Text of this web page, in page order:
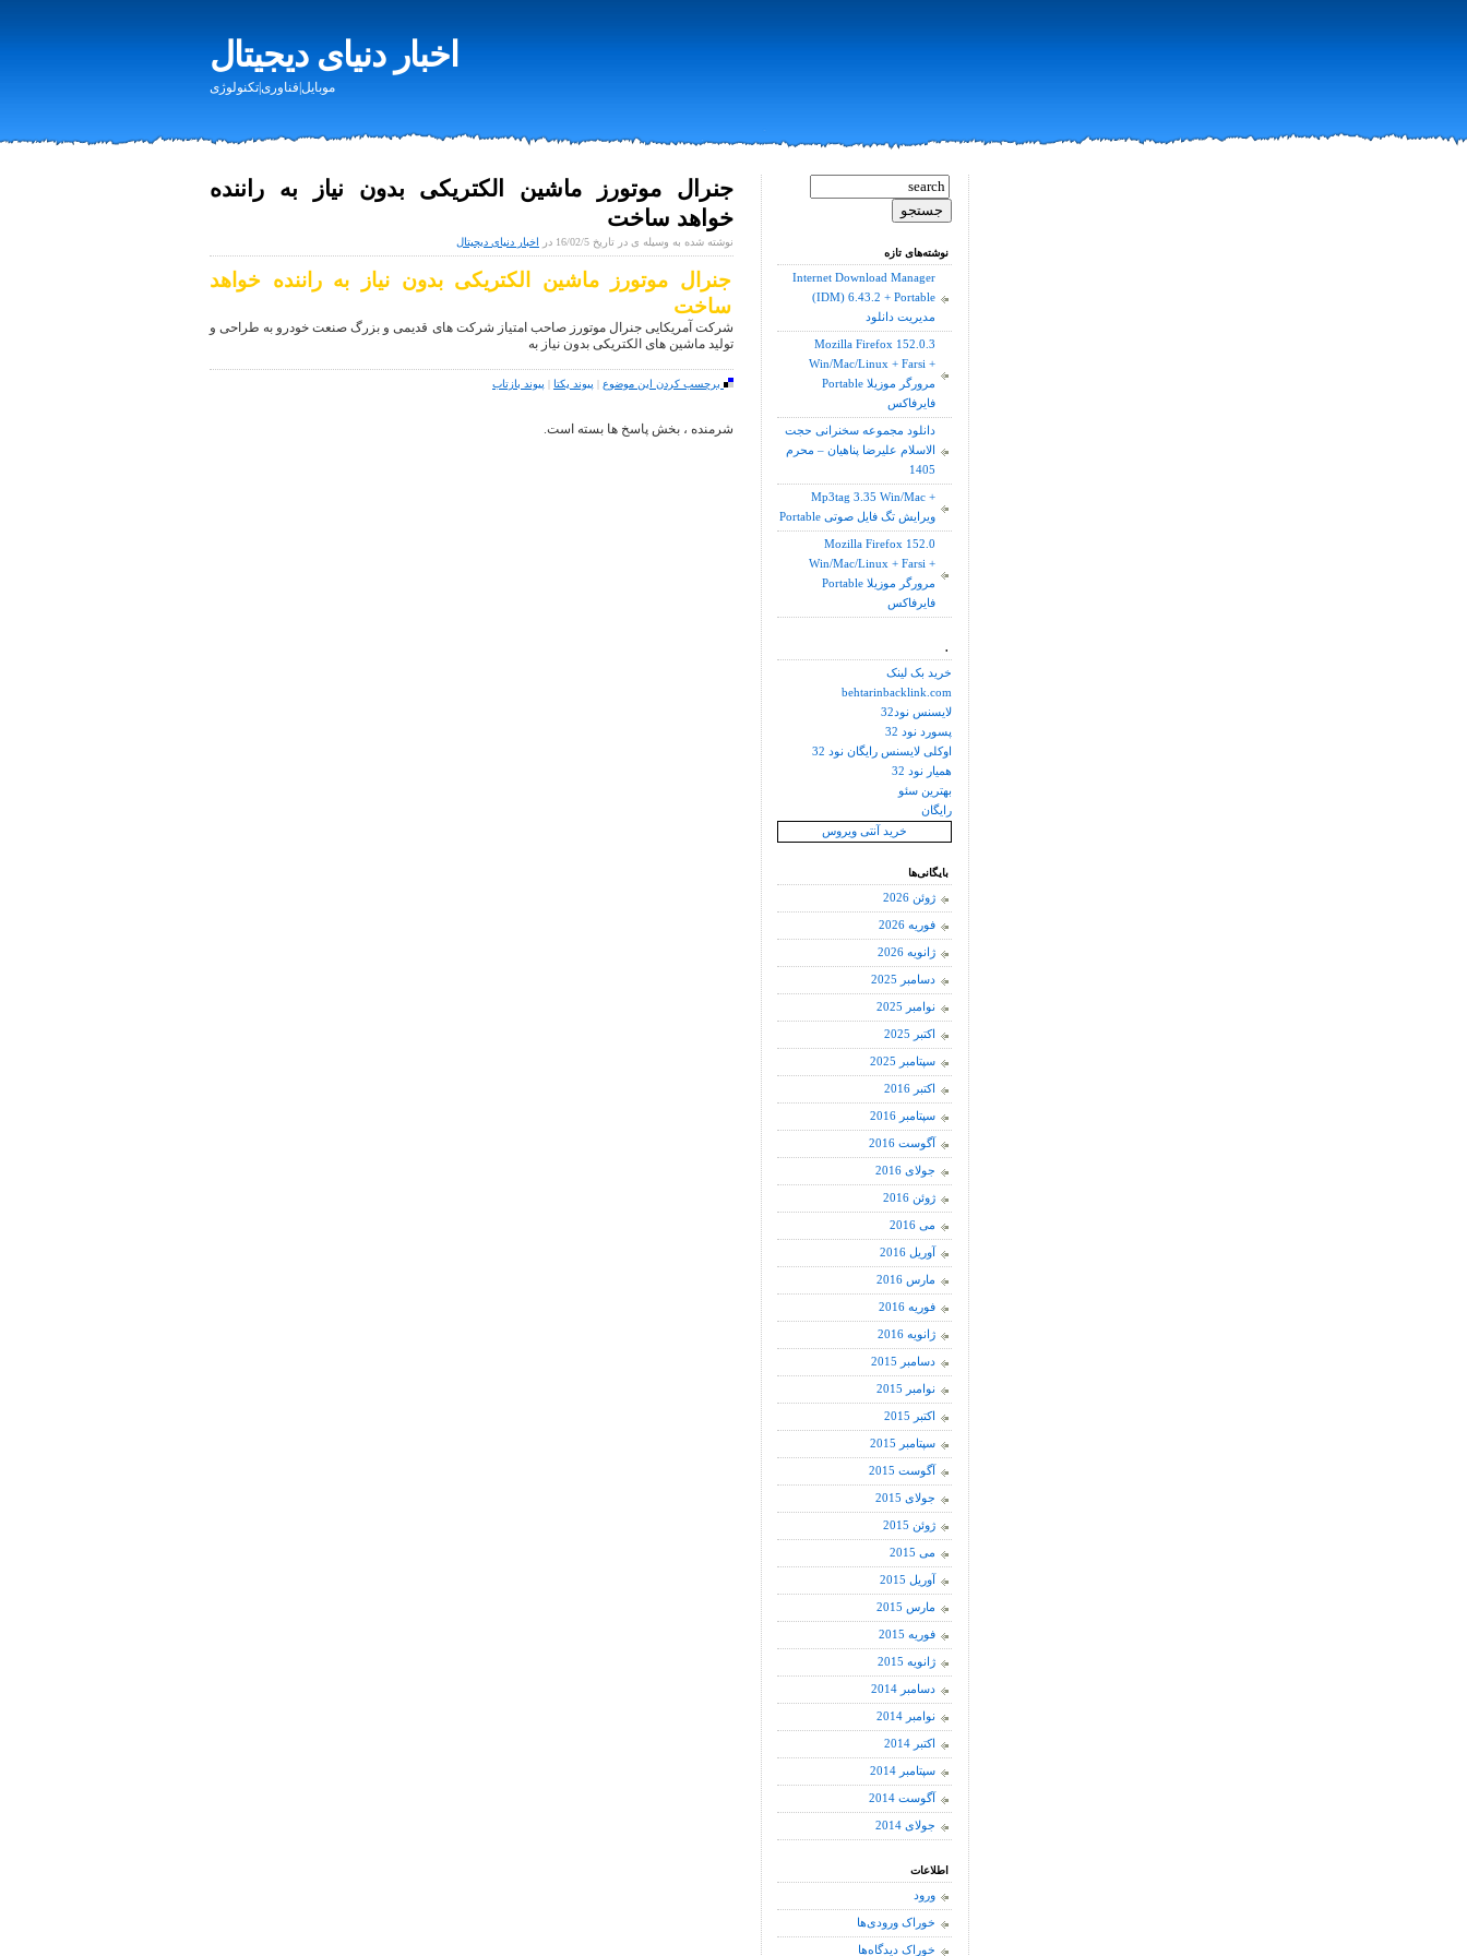
اخبار دنیای دیجیتال
موبایل|فناوری|تکنولوژی
جنرال موتورز ماشین الکتریکی بدون نیاز به راننده
خواهد ساخت
نوشته شده به وسیله ی در تاریخ 16/02/5 در اخبار دنیای دیجیتال
جنرال موتورز ماشین الکتریکی بدون نیاز به راننده خواهد
ساخت
شرکت آمریکایی جنرال موتورز صاحب امتیاز شرکت های قدیمی و بزرگ صنعت خودرو به طراحی و
تولید ماشین های الکتریکی بدون نیاز به
برچسب کردن این موضوع | پیوند یکتا | پیوند بازتاب
شرمنده ، بخش پاسخ ها بسته است.
نوشته‌های تازه
Internet Download Manager
(IDM) 6.43.2 + Portable
مدیریت دانلود
Mozilla Firefox 152.0.3
Win/Mac/Linux + Farsi +
Portable مرورگر موزیلا
فایرفاکس
دانلود مجموعه سخنرانی حجت
الاسلام علیرضا پناهیان – محرم
1405
Mp3tag 3.35 Win/Mac +
Portable ویرایش تگ فایل صوتی
Mozilla Firefox 152.0
Win/Mac/Linux + Farsi +
Portable مرورگر موزیلا
فایرفاکس
.
خرید بک لینک
behtarinbacklink.com
لایسنس نود32
پسورد نود 32
اوکلی لایسنس رایگان نود 32
همیار نود 32
بهترین سئو
رایگان
خرید آنتی ویروس
بایگانی‌ها
ژوئن 2026
فوریه 2026
ژانویه 2026
دسامبر 2025
نوامبر 2025
اکتبر 2025
سپتامبر 2025
اکتبر 2016
سپتامبر 2016
آگوست 2016
جولای 2016
ژوئن 2016
می 2016
آوریل 2016
مارس 2016
فوریه 2016
ژانویه 2016
دسامبر 2015
نوامبر 2015
اکتبر 2015
سپتامبر 2015
آگوست 2015
جولای 2015
ژوئن 2015
می 2015
آوریل 2015
مارس 2015
فوریه 2015
ژانویه 2015
دسامبر 2014
نوامبر 2014
اکتبر 2014
سپتامبر 2014
آگوست 2014
جولای 2014
اطلاعات
ورود
خوراک ورودی‌ها
خوراک دیدگاه‌ها